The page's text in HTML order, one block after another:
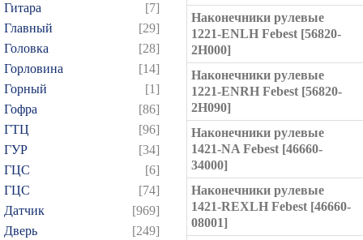
Гитара
[7]
Главный
[29]
Головка
[28]
Горловина
[14]
Горный
[1]
Гофра
[86]
ГТЦ
[96]
ГУР
[34]
ГЦC
[6]
ГЦС
[74]
Датчик
[969]
Дверь
[249]
Наконечники рулевые
1221-ENLH Febest [56820-
2H000]
Наконечники рулевые
1221-ENRH Febest [56820-
2H090]
Наконечники рулевые
1421-NA Febest [46660-
34000]
Наконечники рулевые
1421-REXLH Febest [46660-
08001]